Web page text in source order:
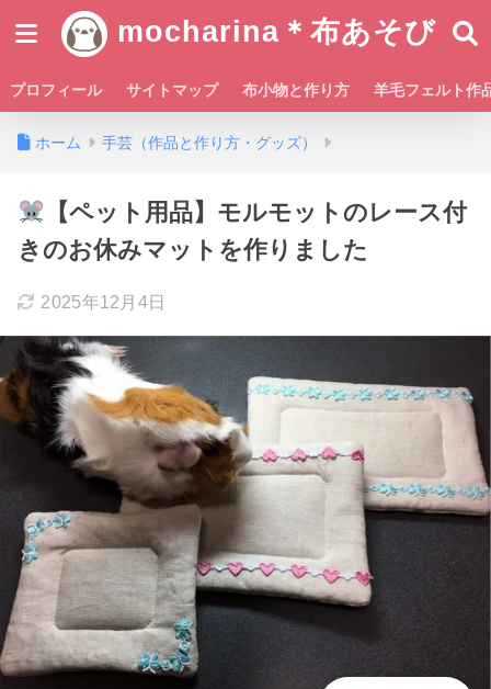
mocharina＊布あそび
プロフィール サイトマップ 布小物と作り方 羊毛フェルト作
ホーム 手芸（作品と作り方・グッズ）
【ペット用品】モルモットのレース付
きのお休みマットを作りました
2025年12月4日